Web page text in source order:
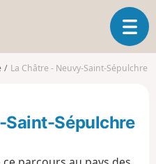
O
u
l
La Châtre - Neuvy-Saint-Sépulchre
Saint-Sépulchre